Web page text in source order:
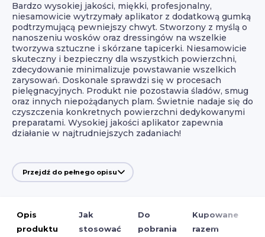
Bardzo wysokiej jakości, miękki, profesjonalny,
niesamowicie wytrzymały aplikator z dodatkową gumką
podtrzymującą pewniejszy chwyt. Stworzony z myślą o
nanoszeniu wosków oraz dressingów na wszelkie
tworzywa sztuczne i skórzane tapicerki. Niesamowicie
skuteczny i bezpieczny dla wszystkich powierzchni,
zdecydowanie minimalizuje powstawanie wszelkich
zarysowań. Doskonale sprawdzi się w procesach
pielęgnacyjnych. Produkt nie pozostawia śladów, smug
oraz innych niepożądanych plam. Świetnie nadaje się do
czyszczenia konkretnych powierzchni dedykowanymi
preparatami. Wysokiej jakości aplikator zapewnia
działanie w najtrudniejszych zadaniach!
Przejdź do pełnego opisu
Opis
produktu
Jak
stosować
Do
pobrania
Kupowane
razem